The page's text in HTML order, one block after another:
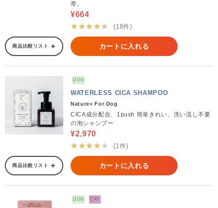
帯。
¥664
★★★★★
(18件)
商品比較リスト カートに入れる
DOG
WATERLESS CICA SHAMPOO
Nature+ For Dog
CICA成分配合、1push 簡単きれい。洗い流し不要
の泡シャンプー
¥2,970
★★★★★
(1件)
商品比較リスト カートに入れる
DOG CAT